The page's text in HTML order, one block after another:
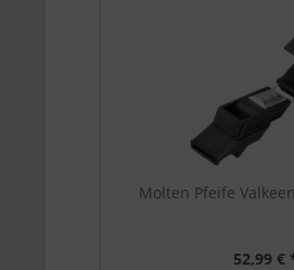
Molten Pfeife
52,99 €